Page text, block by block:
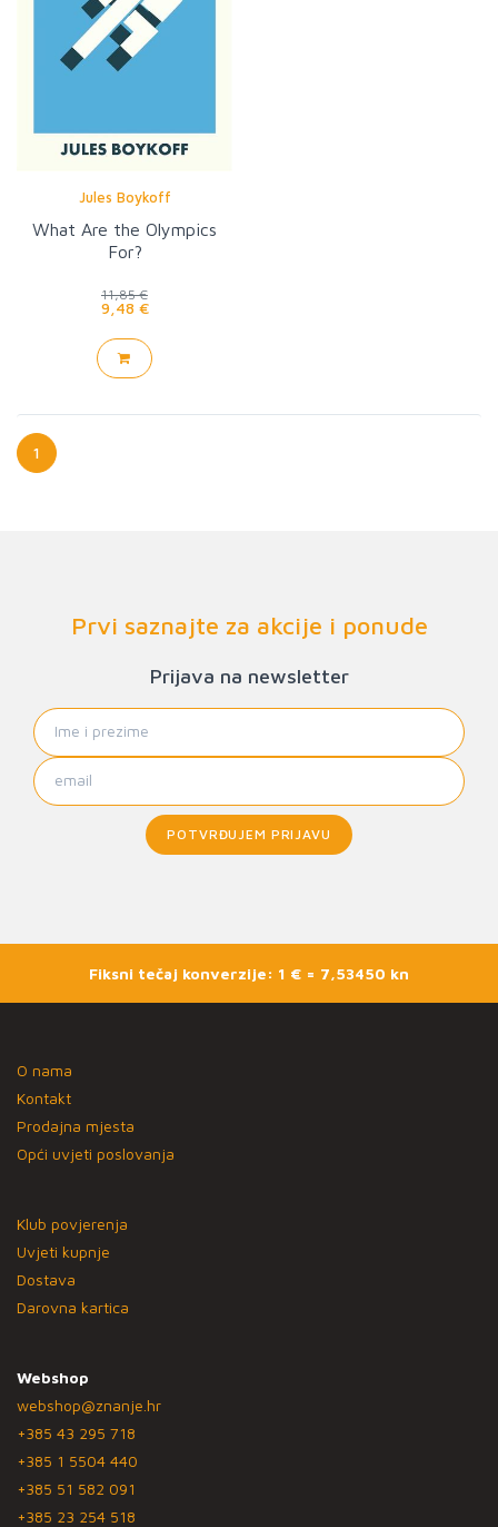
Jules Boykoff
What Are the Olympics
For?
11,85 €
9,48 €
1
Prvi saznajte za akcije i ponude
Prijava na newsletter
POTVRĐUJEM PRIJAVU
Fiksni tečaj konverzije: 1 € = 7,53450 kn
O nama
Kontakt
Prodajna mjesta
Opći uvjeti poslovanja
Klub povjerenja
Uvjeti kupnje
Dostava
Darovna kartica
Webshop
webshop@znanje.hr
+385 43 295 718
+385 1 5504 440
+385 51 582 091
+385 23 254 518